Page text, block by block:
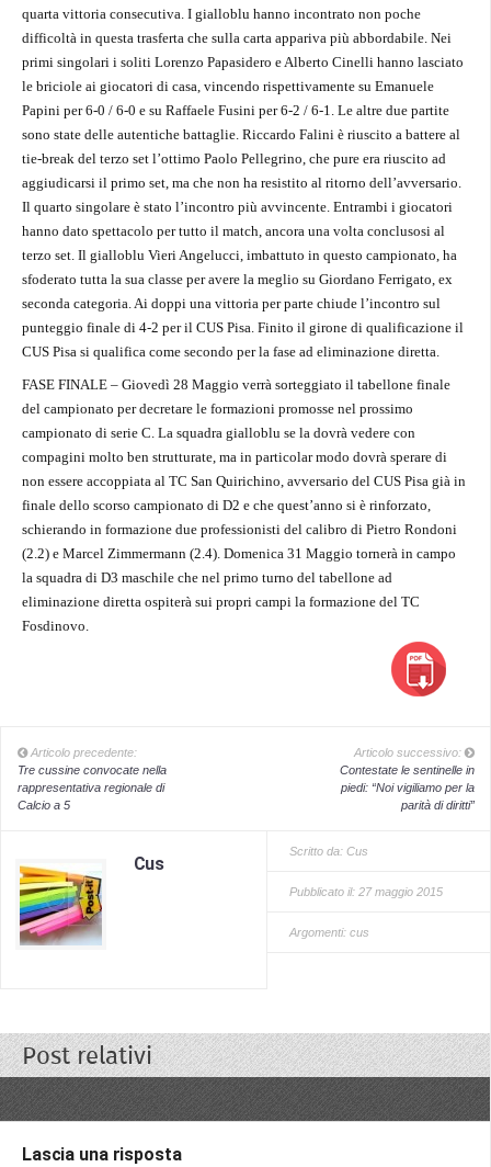
quarta vittoria consecutiva. I gialloblu hanno incontrato non poche
difficoltà in questa trasferta che sulla carta appariva più abbordabile. Nei
primi singolari i soliti Lorenzo Papasidero e Alberto Cinelli hanno lasciato
le briciole ai giocatori di casa, vincendo rispettivamente su Emanuele
Papini per 6-0 / 6-0 e su Raffaele Fusini per 6-2 / 6-1. Le altre due partite
sono state delle autentiche battaglie. Riccardo Falini è riuscito a battere al
tie-break del terzo set l’ottimo Paolo Pellegrino, che pure era riuscito ad
aggiudicarsi il primo set, ma che non ha resistito al ritorno dell’avversario.
Il quarto singolare è stato l’incontro più avvincente. Entrambi i giocatori
hanno dato spettacolo per tutto il match, ancora una volta conclusosi al
terzo set. Il gialloblu Vieri Angelucci, imbattuto in questo campionato, ha
sfoderato tutta la sua classe per avere la meglio su Giordano Ferrigato, ex
seconda categoria. Ai doppi una vittoria per parte chiude l’incontro sul
punteggio finale di 4-2 per il CUS Pisa. Finito il girone di qualificazione il
CUS Pisa si qualifica come secondo per la fase ad eliminazione diretta.
FASE FINALE – Giovedì 28 Maggio verrà sorteggiato il tabellone finale
del campionato per decretare le formazioni promosse nel prossimo
campionato di serie C. La squadra gialloblu se la dovrà vedere con
compagini molto ben strutturate, ma in particolar modo dovrà sperare di
non essere accoppiata al TC San Quirichino, avversario del CUS Pisa già in
finale dello scorso campionato di D2 e che quest’anno si è rinforzato,
schierando in formazione due professionisti del calibro di Pietro Rondoni
(2.2) e Marcel Zimmermann (2.4). Domenica 31 Maggio tornerà in campo
la squadra di D3 maschile che nel primo turno del tabellone ad
eliminazione diretta ospiterà sui propri campi la formazione del TC
Fosdinovo.
Articolo precedente:
Tre cussine convocate nella
rappresentativa regionale di
Calcio a 5
Articolo successivo:
Contestate le sentinelle in
piedi: “Noi vigiliamo per la
parità di diritti”
Cus
Scritto da: Cus
Pubblicato il: 27 maggio 2015
Argomenti: cus
Post relativi
Lascia una risposta